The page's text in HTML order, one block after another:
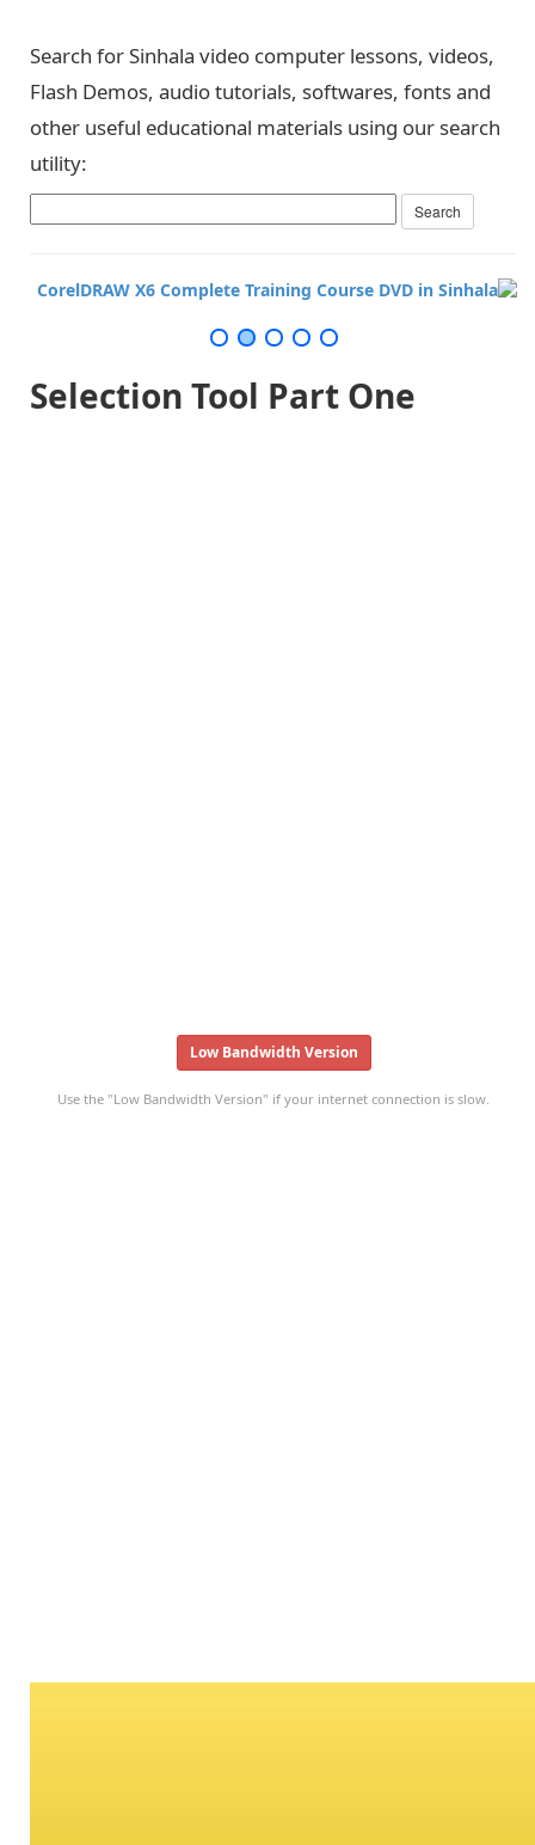
Search for Sinhala video computer lessons, videos,
Flash Demos, audio tutorials, softwares, fonts and
other useful educational materials using our search
utility:
Selection Tool Part One
Low Bandwidth Version
Use the "Low Bandwidth Version" if your internet connection is slow.